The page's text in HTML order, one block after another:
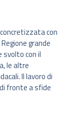
con
grande
svolto con il
le altre
Il lavoro di
fronte a sfide